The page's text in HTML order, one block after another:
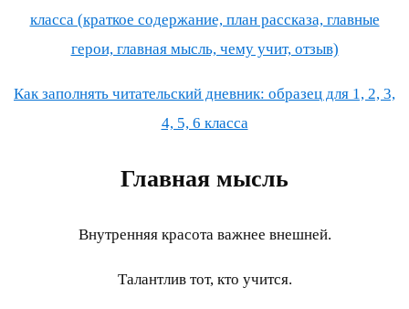
класса (краткое содержание, план рассказа, главные
герои, главная мысль, чему учит, отзыв)
Как заполнять читательский дневник: образец для 1, 2, 3,
4, 5, 6 класса
Главная мысль
Внутренняя красота важнее внешней.
Талантлив тот, кто учится.